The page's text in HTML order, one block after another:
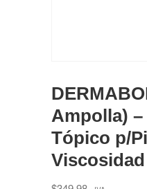
Ampolla)
Tópico p/